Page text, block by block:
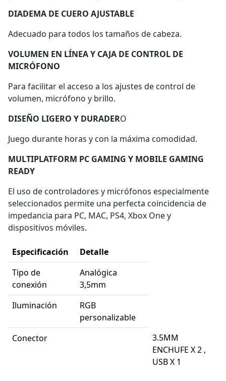
DIADEMA DE CUERO AJUSTABLE
Adecuado para todos los tamaños de cabeza.
VOLUMEN EN LÍNEA Y CAJA DE CONTROL DE
MICRÓFONO
Para facilitar el acceso a los ajustes de control de
volumen, micrófono y brillo.
DISEÑO LIGERO Y DURADERO
Juego durante horas y con la máxima comodidad.
MULTIPLATFORM PC GAMING Y MOBILE GAMING
READY
El uso de controladores y micrófonos especialmente
seleccionados permite una perfecta coincidencia de
impedancia para PC, MAC, PS4, Xbox One y
dispositivos móviles.
Especificación
Detalle
Tipo de
conexión
Analógica
3,5mm
Iluminación
RGB
personalizable
Conector
3.5MM
ENCHUFE X 2 ,
USB X 1